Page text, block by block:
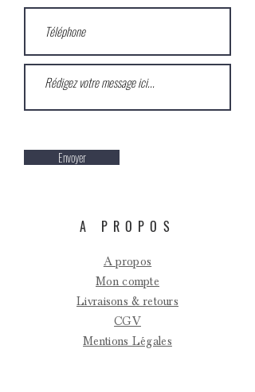
Envoyer
A PROPOS
A propos
Mon compte
Livraisons & retours
CGV
Mentions Légales